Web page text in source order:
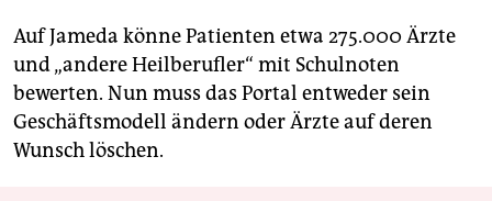
Auf Jameda könne Patienten etwa 275.000 Ärzte
und „andere Heilberufler“ mit Schulnoten
bewerten. Nun muss das Portal entweder sein
Geschäftsmodell ändern oder Ärzte auf deren
Wunsch löschen.